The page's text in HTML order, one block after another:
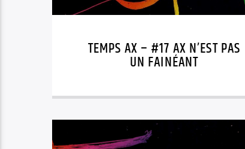
TEMPS AX – #17 AX N’EST PAS
UN FAINÉANT